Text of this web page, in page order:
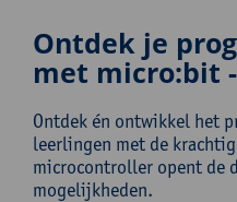
Ontdek je
met micro:bit
Ontdek én ontwikkel het
leerlingen met de
microcontroller opent de
mogelijkheden.